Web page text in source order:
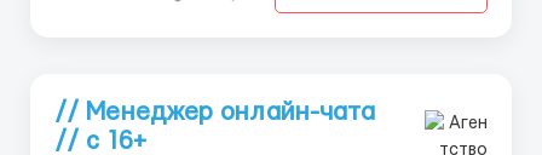
// Менеджер онлайн-чата
// с 16+